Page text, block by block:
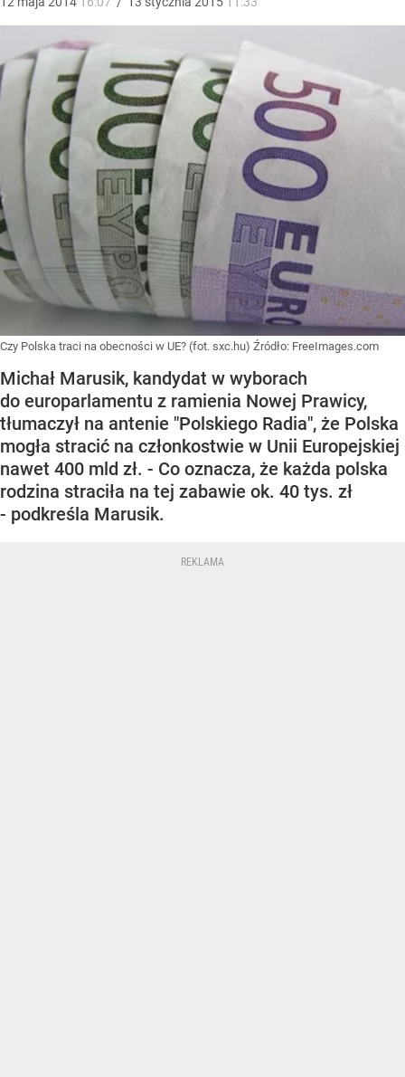
Czy Polska traci na obecności w UE? (fot. sxc.hu) Źródło: FreeImages.com
Michał Marusik, kandydat w wyborach
do europarlamentu z ramienia Nowej Prawicy,
tłumaczył na antenie "Polskiego Radia", że Polska
mogła stracić na członkostwie w Unii Europejskiej
nawet 400 mld zł. - Co oznacza, że każda polska
rodzina straciła na tej zabawie ok. 40 tys. zł
- podkreśla Marusik.